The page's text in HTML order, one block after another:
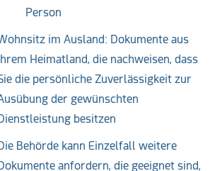
Person
im Ausland: Dokumente aus
Heimatland, die nachweisen, dass
die persönliche Zuverlässigkeit zur
der gewünschten
besitzen
Behörde kann Einzelfall weitere
anfordern, die geeignet sind,